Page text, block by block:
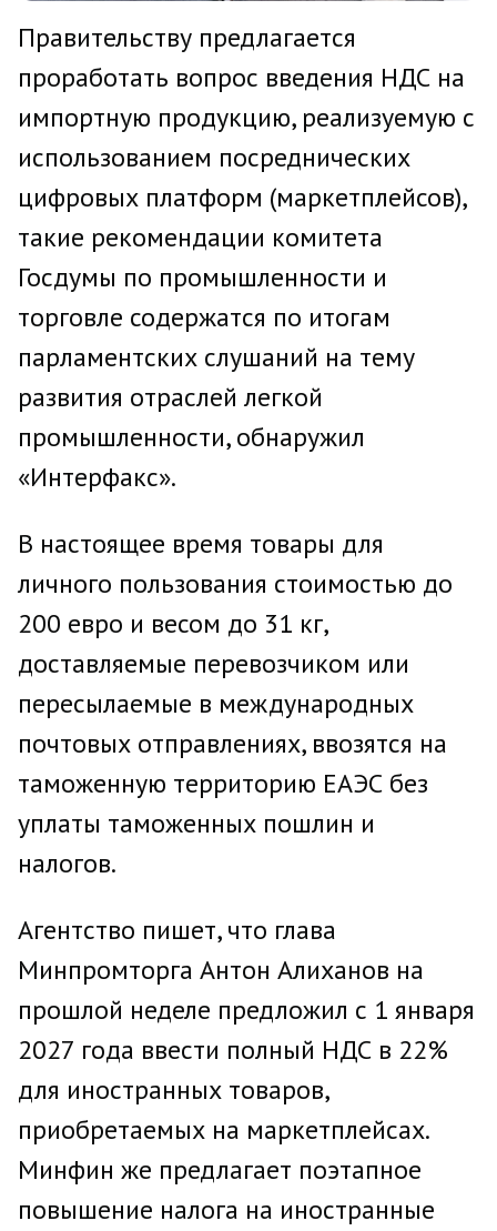
Правительству предлагается
проработать вопрос введения НДС на
импортную продукцию, реализуемую с
использованием посреднических
цифровых платформ (маркетплейсов),
такие рекомендации комитета
Госдумы по промышленности и
торговле содержатся по итогам
парламентских слушаний на тему
развития отраслей легкой
промышленности, обнаружил
«Интерфакс».
В настоящее время товары для
личного пользования стоимостью до
200 евро и весом до 31 кг,
доставляемые перевозчиком или
пересылаемые в международных
почтовых отправлениях, ввозятся на
таможенную территорию ЕАЭС без
уплаты таможенных пошлин и
налогов.
Агентство пишет, что глава
Минпромторга Антон Алиханов на
прошлой неделе предложил с 1 января
2027 года ввести полный НДС в 22%
для иностранных товаров,
приобретаемых на маркетплейсах.
Минфин же предлагает поэтапное
повышение налога на иностранные